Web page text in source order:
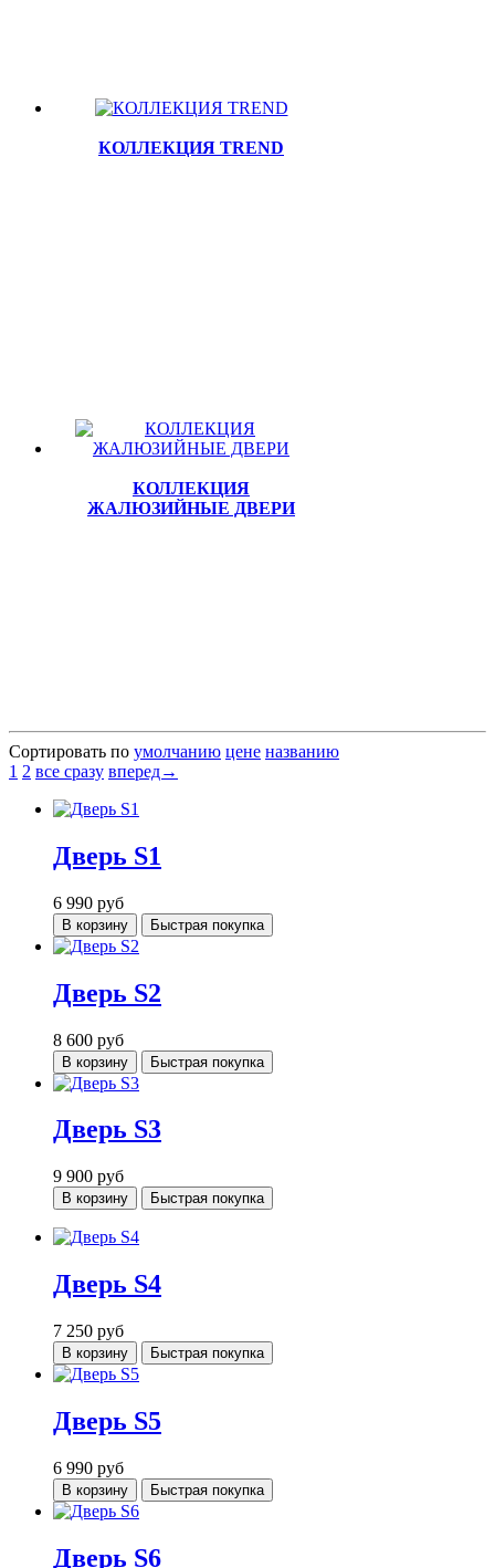
КОЛЛЕКЦИЯ TREND
КОЛЛЕКЦИЯ
ЖАЛЮЗИЙНЫЕ ДВЕРИ
Сортировать по умолчанию цене названию
1 2 все сразу вперед→
Дверь S1
6 990 руб
В корзину Быстрая покупка
Дверь S2
8 600 руб
В корзину Быстрая покупка
Дверь S3
9 900 руб
В корзину Быстрая покупка
Дверь S4
7 250 руб
В корзину Быстрая покупка
Дверь S5
6 990 руб
В корзину Быстрая покупка
Дверь S6